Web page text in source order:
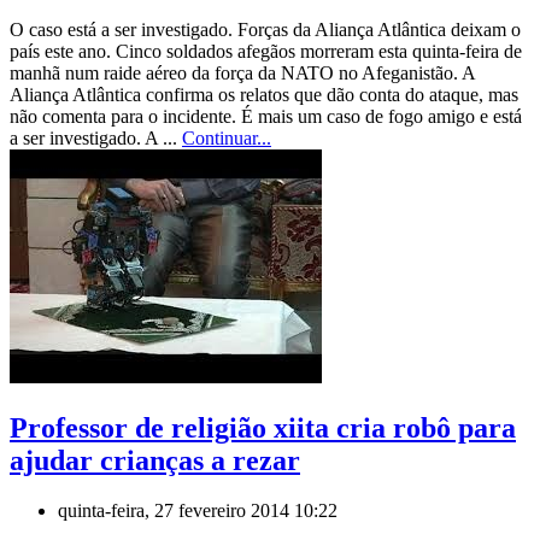
O caso está a ser investigado. Forças da Aliança Atlântica deixam o
país este ano. Cinco soldados afegãos morreram esta quinta-feira de
manhã num raide aéreo da força da NATO no Afeganistão. A
Aliança Atlântica confirma os relatos que dão conta do ataque, mas
não comenta para o incidente. É mais um caso de fogo amigo e está
a ser investigado. A ... Continuar...
Professor de religião xiita cria robô para
ajudar crianças a rezar
quinta-feira, 27 fevereiro 2014 10:22